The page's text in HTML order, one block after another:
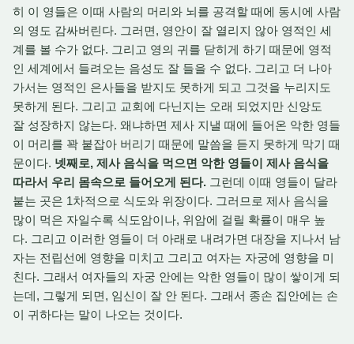
히 이 영들은 이때 사람의 머리와 뇌를 공격할 때에 동시에 사람
의 영도 감싸버린다. 그러면, 영안이 잘 열리지 않아 영적인 세
계를 볼 수가 없다. 그리고 영의 귀를 닫히게 하기 때문에 영적
인 세계에서 들려오는 음성도 잘 들을 수 없다. 그리고 더 나아
가서는 영적인 은사들을 받지도 못하게 되고 그것을 누리지도
못하게 된다. 그리고 교회에 다닌지는 오래 되었지만 신앙도
잘 성장하지 않는다. 왜냐하면 제사 지낼 때에 들어온 악한 영들
이 머리를 꽉 붙잡아 버리기 때문에 말씀을 듣지 못하게 막기 때
문이다. 넷째로, 제사 음식을 먹으면 악한 영들이 제사 음식을
따라서 우리 몸속으로 들어오게 된다. 그런데 이때 영들이 달라
붙는 곳은 1차적으로 식도와 위장이다. 그러므로 제사 음식을
많이 먹은 자일수록 식도암이나, 위암에 걸릴 확률이 매우 높
다. 그리고 이러한 영들이 더 아래로 내려가면 대장을 지나서 남
자는 전립선에 영향을 미치고 그리고 여자는 자궁에 영향을 미
친다. 그래서 여자들의 자궁 안에는 악한 영들이 많이 쌓이게 되
는데, 그렇게 되면, 임신이 잘 안 된다. 그래서 종손 집안에는 손
이 귀하다는 말이 나오는 것이다.